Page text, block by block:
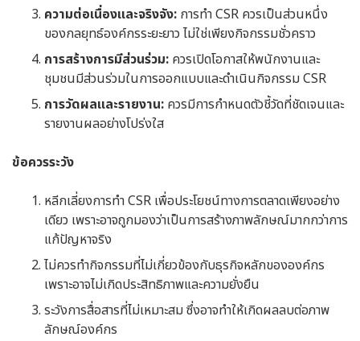
ความต่อเนื่องและจริงจัง: การทำ CSR ควรเป็นส่วนหนึ่ง
ของกลยุทธ์องค์กรระยะยาว ไม่ใช่เพียงกิจกรรมชั่วคราว
การสร้างการมีส่วนร่วม: ควรเปิดโอกาสให้พนักงานและ
ชุมชนมีส่วนร่วมในการออกแบบและดำเนินกิจกรรม CSR
การวัดผลและรายงาน: ควรมีการกำหนดตัวชี้วัดที่ชัดเจนและ
รายงานผลอย่างโปร่งใส
ข้อควรระวัง
หลีกเลี่ยงการทำ CSR เพื่อประโยชน์ทางการตลาดเพียงอย่าง
เดียว เพราะอาจถูกมองว่าเป็นการสร้างภาพลักษณ์มากกว่าการ
แก้ปัญหาจริง
ไม่ควรทำกิจกรรมที่ไม่เกี่ยวข้องกับธุรกิจหลักขององค์กร
เพราะอาจไม่เกิดประสิทธิภาพและความยั่งยืน
ระวังการสื่อสารที่ไม่เหมาะสม ซึ่งอาจทำให้เกิดผลลบต่อภาพ
ลักษณ์องค์กร